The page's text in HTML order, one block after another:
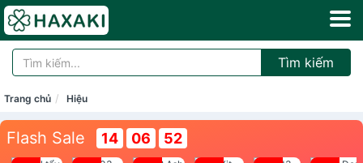
Tìm kiếm
Trang chủ Hiệu
Flash Sale 14 06 52